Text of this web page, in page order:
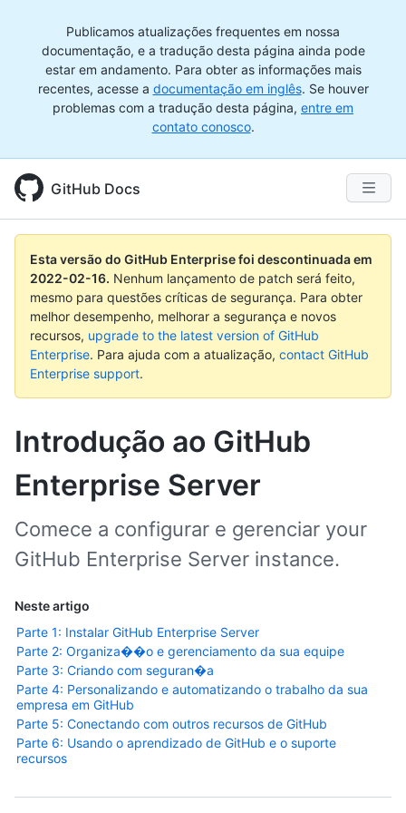
Publicamos atualizações frequentes em nossa
documentação, e a tradução desta página ainda pode
estar em andamento. Para obter as informações mais
recentes, acesse a documentação em inglês. Se houver
problemas com a tradução desta página, entre em
contato conosco.
GitHub Docs
Esta versão do GitHub Enterprise foi descontinuada em
2022-02-16. Nenhum lançamento de patch será feito,
mesmo para questões críticas de segurança. Para obter
melhor desempenho, melhorar a segurança e novos
recursos, upgrade to the latest version of GitHub
Enterprise. Para ajuda com a atualização, contact GitHub
Enterprise support.
Introdução ao GitHub
Enterprise Server
Neste artigo
Parte 1: Instalar GitHub Enterprise Server
Parte 2: Organiza��o e gerenciamento da sua equipe
Parte 3: Criando com seguran�a
Parte 4: Personalizando e automatizando o trabalho da sua
empresa em GitHub
Parte 5: Conectando com outros recursos de GitHub
Parte 6: Usando o aprendizado de GitHub e o suporte
recursos
Comece a configurar e gerenciar your
GitHub Enterprise Server instance.